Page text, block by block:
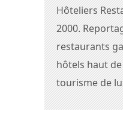
Hôteliers
2000.
restaurants
hôtels haut
tourisme de